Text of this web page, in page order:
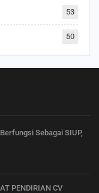
53
50
Sebagai SIUP,
PENDIRIAN CV